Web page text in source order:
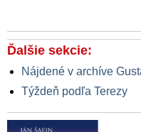
Ďalšie sekcie:
Nájdené v archíve
Týždeň podľa Terezy